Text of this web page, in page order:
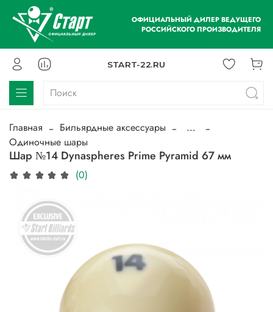
ОФИЦИАЛЬНЫЙ ДИЛЕР ВЕДУЩЕГО
РОССИЙСКОГО ПРОИЗВОДИТЕЛЯ
START-22.RU
Главная Бильярдные аксессуары
...
Одиночные шары
Шар №14 Dynaspheres Prime Pyramid 67 мм
(0)